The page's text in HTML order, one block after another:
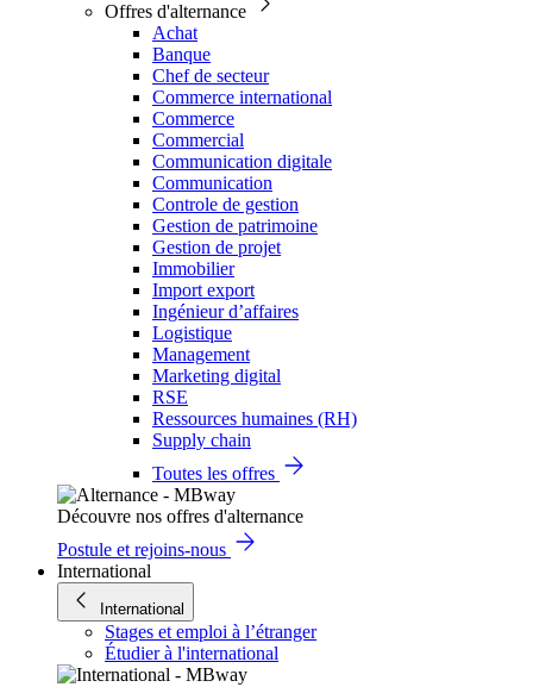
Offres d'alternance
Achat
Banque
Chef de secteur
Commerce international
Commerce
Commercial
Communication digitale
Communication
Controle de gestion
Gestion de patrimoine
Gestion de projet
Immobilier
Import export
Ingénieur d’affaires
Logistique
Management
Marketing digital
RSE
Ressources humaines (RH)
Supply chain
Toutes les offres
Découvre nos offres d'alternance
Postule et rejoins-nous
International
International
Stages et emploi à l’étranger
Étudier à l'international